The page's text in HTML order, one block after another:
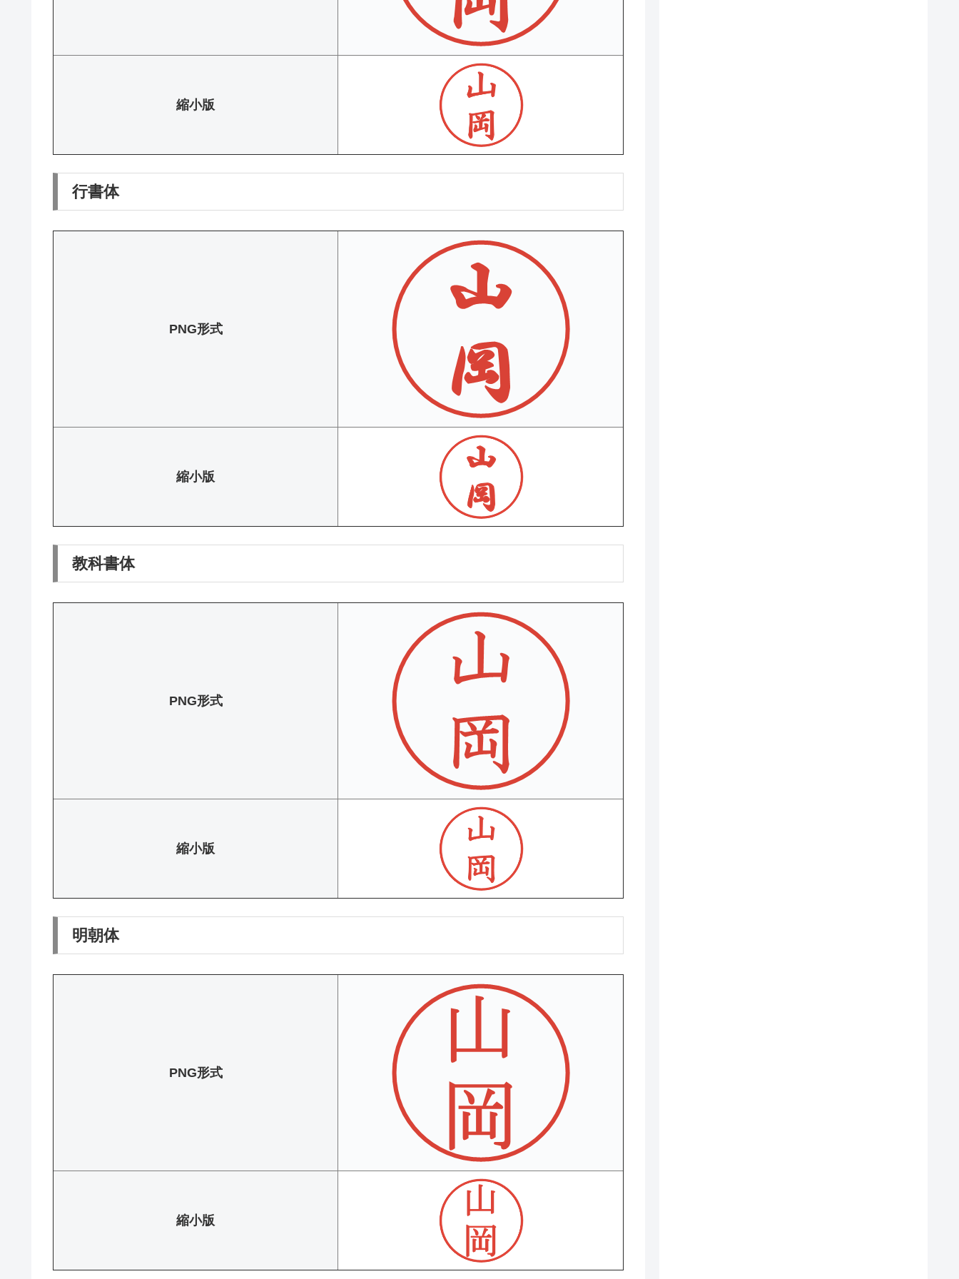
縮小版
行書体
PNG形式
縮小版
教科書体
PNG形式
縮小版
明朝体
PNG形式
縮小版